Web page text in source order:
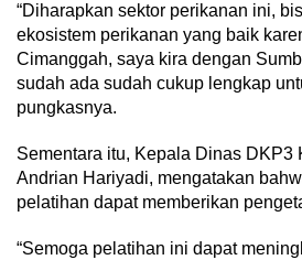
“Diharapkan sektor perikanan ini,
ekosistem perikanan yang baik
Cimanggah, saya kira dengan
sudah ada sudah cukup lengkap
pungkasnya.
Sementara itu, Kepala Dinas DKP3
Andrian Hariyadi, mengatakan
pelatihan dapat memberikan
“Semoga pelatihan ini dapat